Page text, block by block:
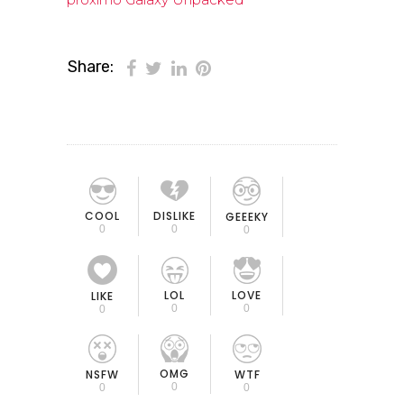
Share:
COOL
0
DISLIKE
0
GEEEKY
0
LIKE
0
LOL
0
LOVE
0
NSFW
0
OMG
0
WTF
0